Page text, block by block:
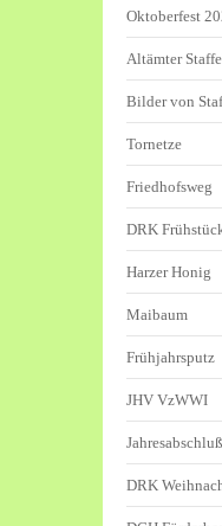
Oktoberfest
Altämter
Bilder von
Tornetze
Friedhofsweg
DRK
Harzer Honig
Maibaum
Frühjahrsputz
JHV VzWWI
DRK